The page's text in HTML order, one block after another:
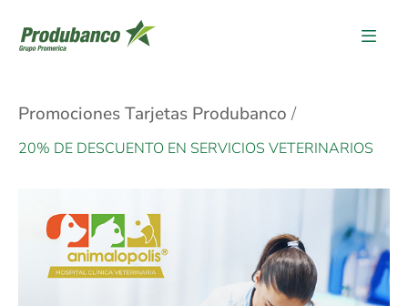
Promociones Tarjetas Produbanco
20% DE DESCUENTO EN SERVICIOS VETERINARIOS